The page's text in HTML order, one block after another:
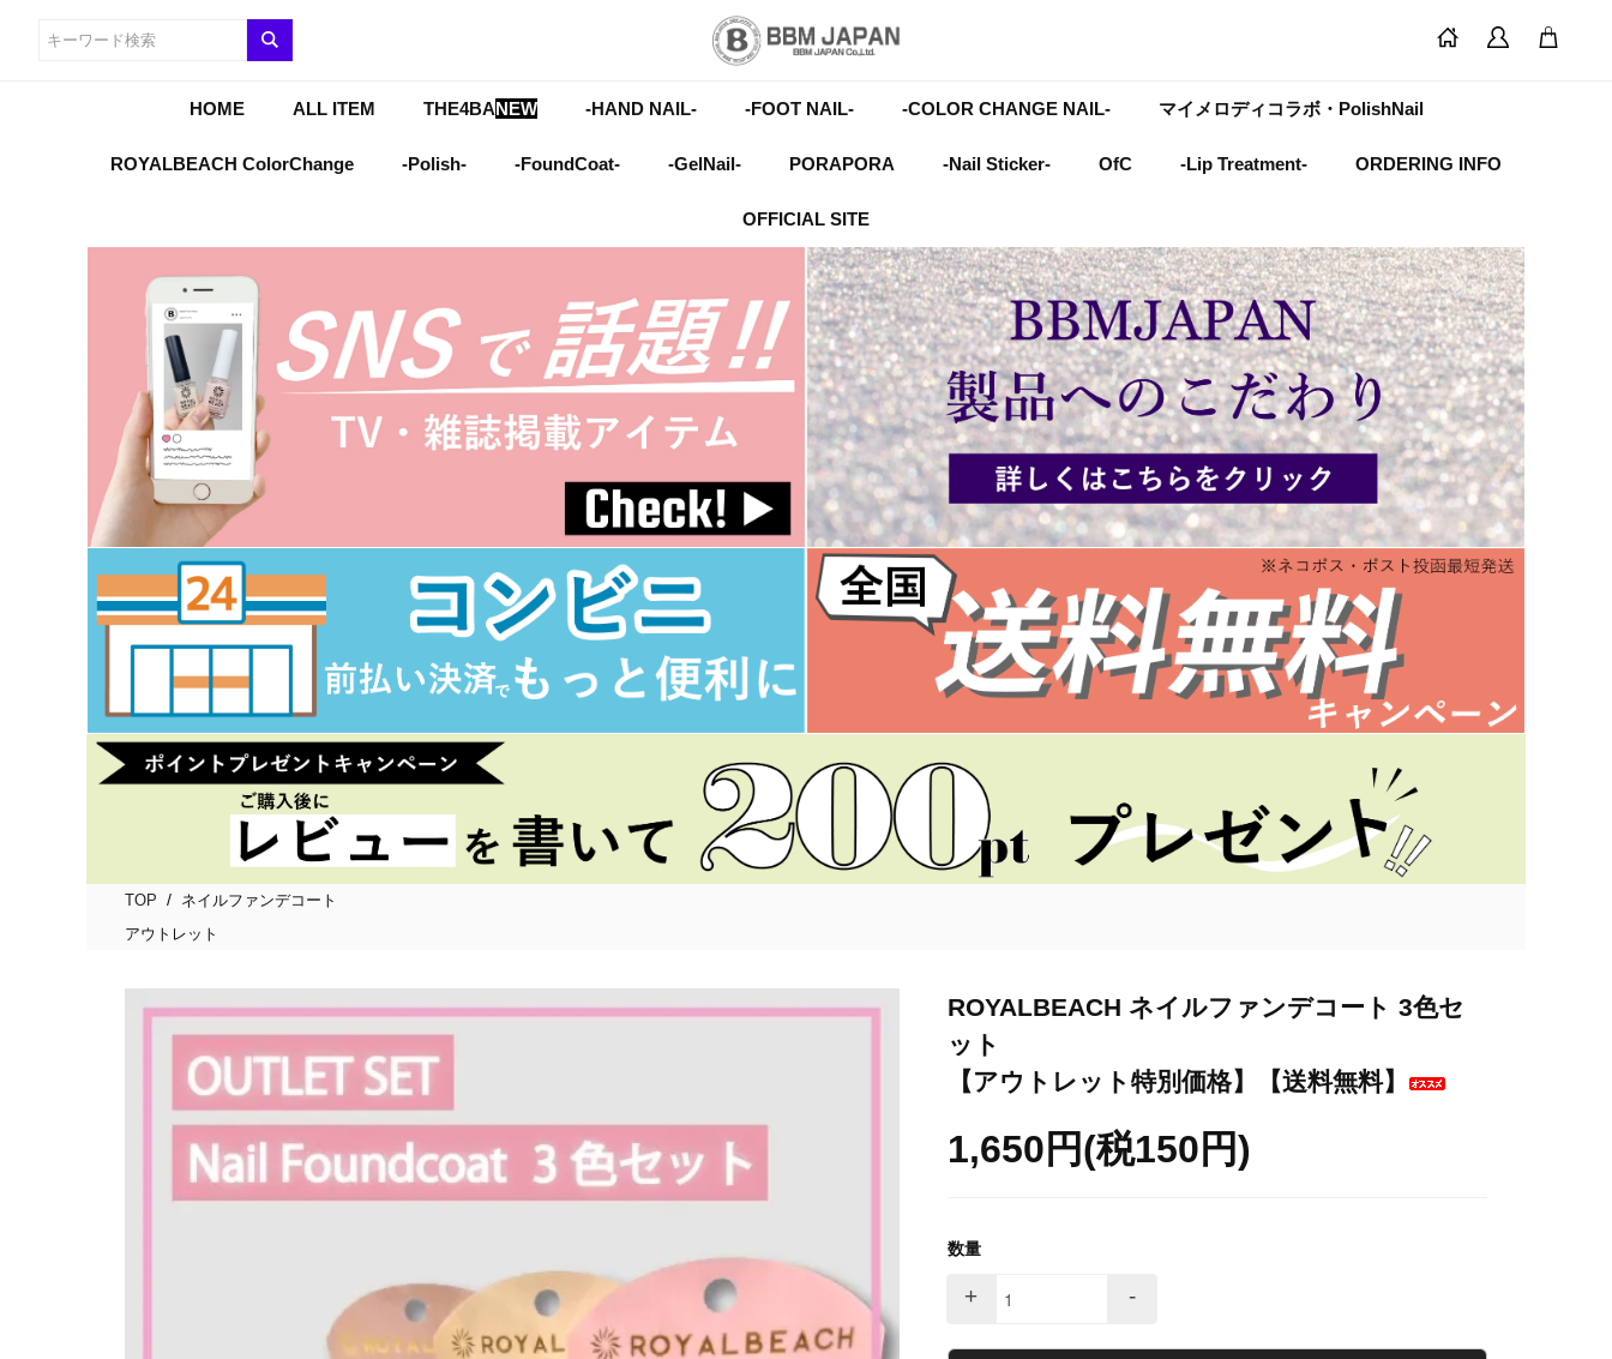
HOME ALL ITEM THE4BANEW -HAND NAIL- -FOOT NAIL- -COLOR CHANGE NAIL- マイメロディコラボ・PolishNail
ROYALBEACH ColorChange -Polish- -FoundCoat- -GelNail- PORAPORA -Nail Sticker- OfC -Lip Treatment- ORDERING INFO
OFFICIAL SITE
TOP / ネイルファンデコート
アウトレット
ROYALBEACH ネイルファンデコート 3色セ
ット
【アウトレット特別価格】【送料無料】
1,650円(税150円)
数量
+ -